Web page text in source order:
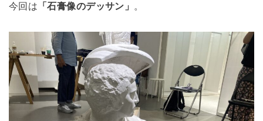
今回は 「石膏像のデッサン」 。